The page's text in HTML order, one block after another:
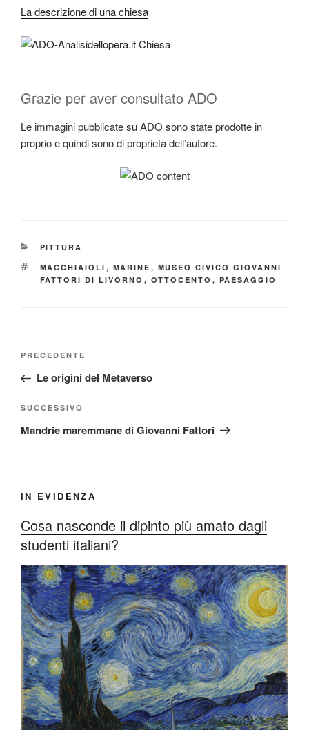
La descrizione di una chiesa
Grazie per aver consultato ADO
Le immagini pubblicate su ADO sono state prodotte in
proprio e quindi sono di proprietà dell’autore.
CATEGORIE
PITTURA
TAG
MACCHIAIOLI , MARINE , MUSEO CIVICO GIOVANNI
FATTORI DI LIVORNO , OTTOCENTO , PAESAGGIO
Navigazione
Articolo
precedente:
PRECEDENTE
Le origini del Metaverso
Articolo
successivo
SUCCESSIVO
Mandrie maremmane di Giovanni Fattori
IN EVIDENZA
Cosa nasconde il dipinto più amato dagli
studenti italiani?